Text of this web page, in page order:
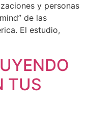
y personas
de las
El estudio,
TUS